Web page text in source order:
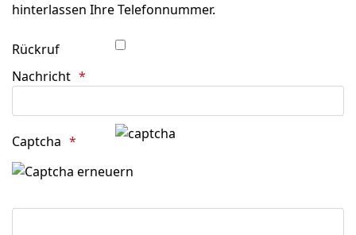
hinterlassen Ihre Telefonnummer.
Rückruf
Nachricht
Captcha